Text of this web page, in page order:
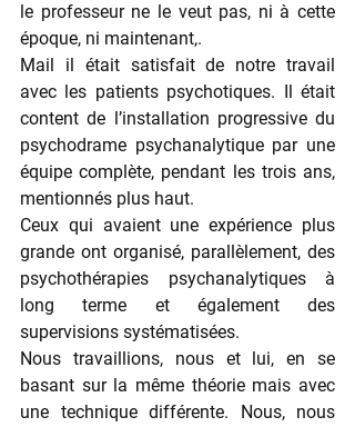
le professeur ne le veut pas, ni à cette
époque, ni maintenant,.
Mail il était satisfait de notre travail
avec les patients psychotiques. Il était
content de l’installation progressive du
psychodrame psychanalytique par une
équipe complète, pendant les trois ans,
mentionnés plus haut.
Ceux qui avaient une expérience plus
grande ont organisé, parallèlement, des
psychothérapies psychanalytiques à
long terme et également des
supervisions systématisées.
Nous travaillions, nous et lui, en se
basant sur la même théorie mais avec
une technique différente. Nous, nous